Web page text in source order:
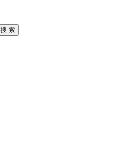
搜 索